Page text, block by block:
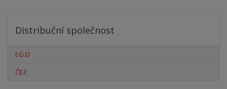
Distribuční společnost
EG.D
ČEZ